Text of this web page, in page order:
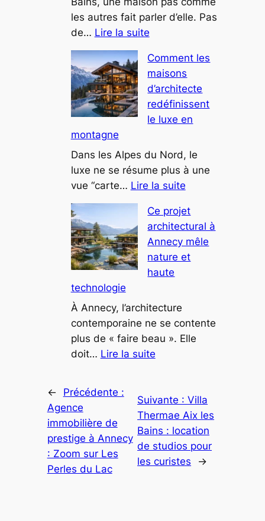
bien-
être
les autres fait parler d’elle. Pas
de… Lire la suite:
villa
troglodyte
près
du
lac
Bourget
intrigue
les
Comment les
maisons
d’architecte
redéfinissent
le luxe en
montagne
Dans les Alpes du Nord, le
luxe ne se résume plus à une
vue “carte… Lire la suite:
les
maisons
d’architecte
redéfinissent
montagne
Ce projet
architectural à
Annecy mêle
nature et
haute
technologie
À Annecy, l’architecture
contemporaine ne se contente
plus de « faire beau ». Elle
doit… Lire la suite:
architectural
à
Annecy
mêle
nature
←
Précédente :
Agence
immobilière de
prestige à Annecy
: Zoom sur Les
Perles du Lac
Suivante :Villa
Thermae Aix les
Bains : location
de studios pour
les curistes
→